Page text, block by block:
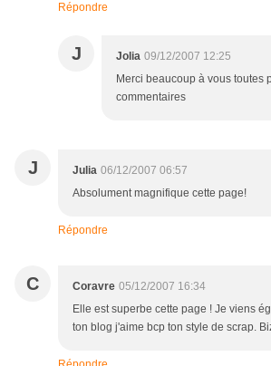
Répondre
J Jolia 09/12/2007 12:25
Merci beaucoup à vous toutes
commentaires
J Julia 06/12/2007 06:57
Absolument magnifique cette page!
Répondre
C Coravre 05/12/2007 16:34
Elle est superbe cette page ! Je viens
ton blog j'aime bcp ton style de scrap.